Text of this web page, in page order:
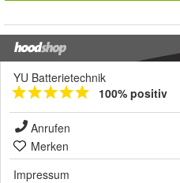
YU Batterietechnik
100% positiv
Anrufen
Merken
Impressum